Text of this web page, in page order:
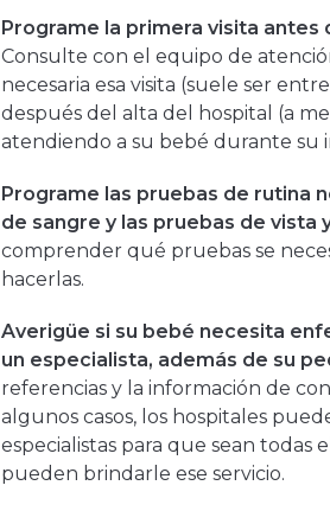
Programe la primera visita antes
Consulte con el equipo de
necesaria esa visita (suele ser
después del alta del hospital (a
atendiendo a su bebé durante su
Programe las pruebas de rutina
de sangre y las pruebas de vista
comprender qué pruebas se
hacerlas.
Averigüe si su bebé necesita
un especialista, además de su
referencias y la información de
algunos casos, los hospitales
especialistas para que sean todas
pueden brindarle ese servicio.